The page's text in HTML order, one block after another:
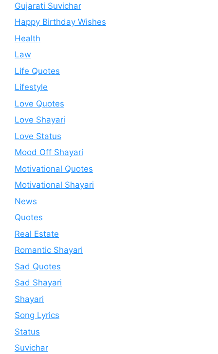
Gujarati Suvichar
Happy Birthday Wishes
Health
Law
Life Quotes
Lifestyle
Love Quotes
Love Shayari
Love Status
Mood Off Shayari
Motivational Quotes
Motivational Shayari
News
Quotes
Real Estate
Romantic Shayari
Sad Quotes
Sad Shayari
Shayari
Song Lyrics
Status
Suvichar